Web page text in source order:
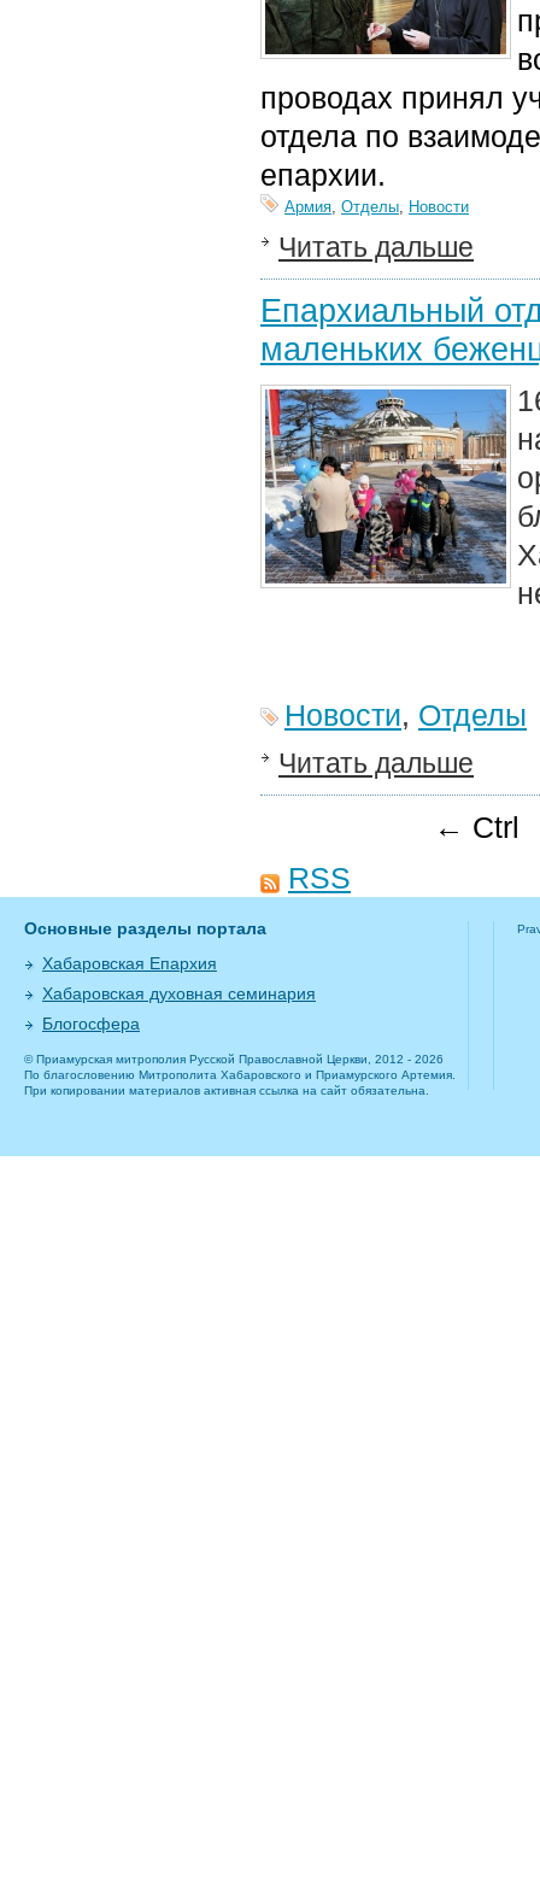
проводах принял
отдела по
епархии.
Армия, Отделы, Новости
Читать дальше
Епархиальный
маленьких
Новости, Отделы
Читать дальше
← Ctrl
RSS
Основные разделы портала
Хабаровская Епархия
Хабаровская духовная семинария
Блогосфера
© Приамурская митрополия Русской Православной Церкви, 2012 - 2026
По благословению Митрополита Хабаровского и Приамурского Артемия.
При копировании материалов активная ссылка на сайт обязательна.